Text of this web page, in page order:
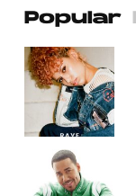
Popular